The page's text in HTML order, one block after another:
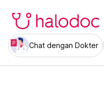
Chat dengan Dokter